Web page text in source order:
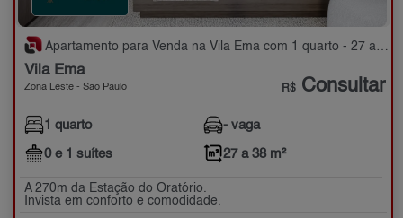
Apartamento para Venda na Vila Ema com 1 quarto - 27 a 38 m²
Vila Ema
Zona Leste - São Paulo R$ Consultar
1 quarto
0 e 1 suítes
- vaga
27 a 38 m²
A 270m da Estação do Oratório.
Invista em conforto e comodidade.